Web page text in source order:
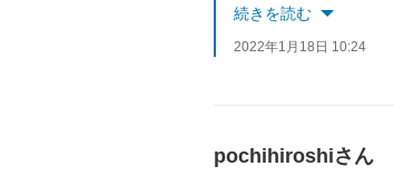
続きを読む
2022年1月18日 10:24
pochihiroshiさん